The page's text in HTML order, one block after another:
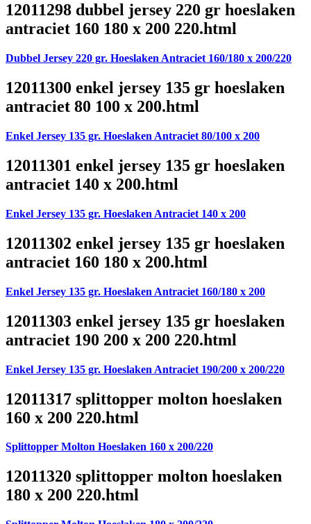
12011298 dubbel jersey 220 gr hoeslaken
antraciet 160 180 x 200 220.html
Dubbel Jersey 220 gr. Hoeslaken Antraciet 160/180 x 200/220
12011300 enkel jersey 135 gr hoeslaken
antraciet 80 100 x 200.html
Enkel Jersey 135 gr. Hoeslaken Antraciet 80/100 x 200
12011301 enkel jersey 135 gr hoeslaken
antraciet 140 x 200.html
Enkel Jersey 135 gr. Hoeslaken Antraciet 140 x 200
12011302 enkel jersey 135 gr hoeslaken
antraciet 160 180 x 200.html
Enkel Jersey 135 gr. Hoeslaken Antraciet 160/180 x 200
12011303 enkel jersey 135 gr hoeslaken
antraciet 190 200 x 200 220.html
Enkel Jersey 135 gr. Hoeslaken Antraciet 190/200 x 200/220
12011317 splittopper molton hoeslaken
160 x 200 220.html
Splittopper Molton Hoeslaken 160 x 200/220
12011320 splittopper molton hoeslaken
180 x 200 220.html